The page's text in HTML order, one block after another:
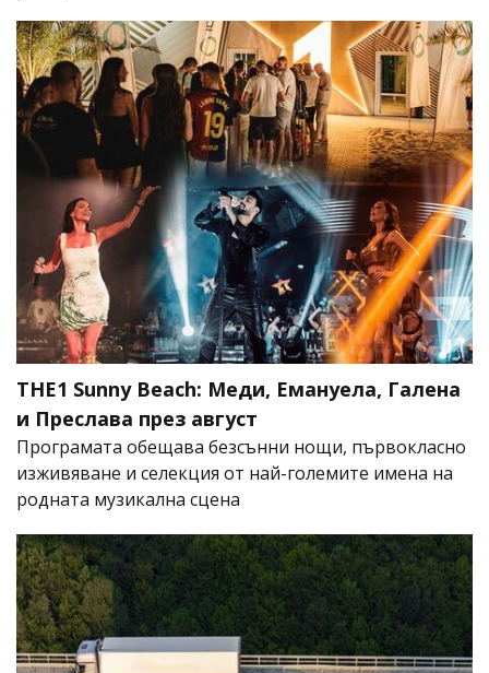
THE1 Sunny Beach: Меди, Емануела, Галена
и Преслава през август
Програмата обещава безсънни нощи, първокласно
изживяване и селекция от най-големите имена на
родната музикална сцена